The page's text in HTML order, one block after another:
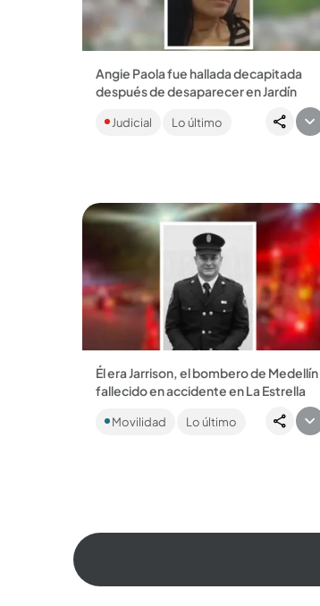
Angie Paola fue hallada decapitada
después de desaparecer en Jardín
La mujer, de 28 años, fue reportada
como desaparecida por sus familiares
Judicial Lo último
Él era Jarrison, el bombero de Medellín
fallecido en accidente en La Estrella
En el hecho, una mujer también resultó
herida luego de que, al parecer, el
Movilidad Lo último